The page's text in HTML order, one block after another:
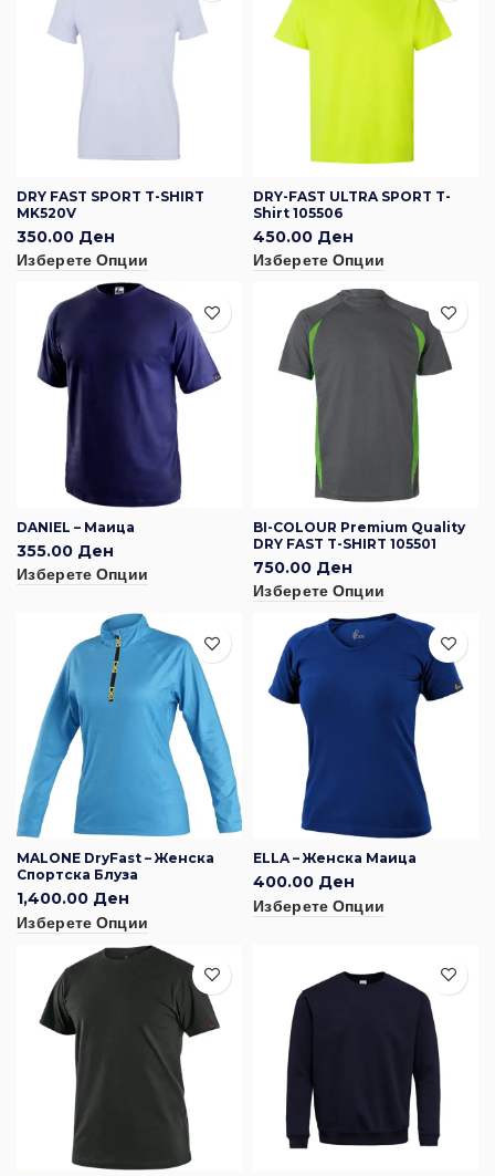
DRY FAST SPORT T-SHIRT
MK520V
350.00 Ден
Изберете Опции
DRY-FAST ULTRA SPORT T-
Shirt 105506
450.00 Ден
Изберете Опции
DANIEL – Маица
355.00 Ден
Изберете Опции
BI-COLOUR Premium Quality
DRY FAST T-SHIRT 105501
750.00 Ден
Изберете Опции
MALONE DryFast – Женска
Спортска Блуза
1,400.00 Ден
Изберете Опции
ELLA – Женска Маица
400.00 Ден
Изберете Опции